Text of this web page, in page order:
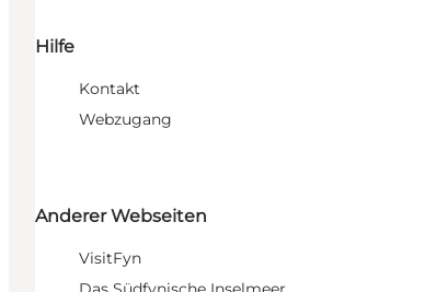
Hilfe
Kontakt
Webzugang
Anderer Webseiten
VisitFyn